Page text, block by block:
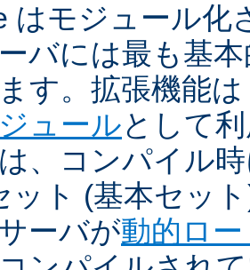
はモジュール化
バには最も基
す。拡張機能
ュールとして
、コンパイル
ット (基本セッ
ーバが動的ロ